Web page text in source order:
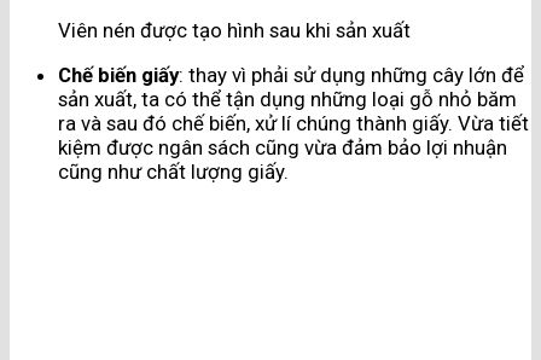
Viên nén được tạo hình sau khi sản xuất
Chế biến giấy: thay vì phải sử dụng những cây lớn để
sản xuất, ta có thể tận dụng những loại gỗ nhỏ băm
ra và sau đó chế biến, xử lí chúng thành giấy. Vừa tiết
kiệm được ngân sách cũng vừa đảm bảo lợi nhuận
cũng như chất lượng giấy.